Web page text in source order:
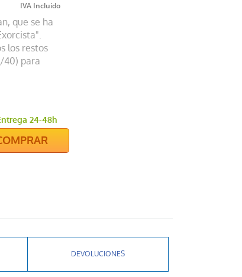
que se ha
los restos
40) para
24-48h
DEVOLUCIONES